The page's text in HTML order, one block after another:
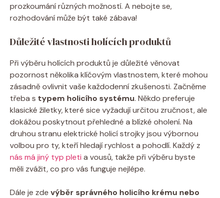
prozkoumání různých možností. A nebojte se,
rozhodování může být také zábava!
Důležité vlastnosti holících produktů
Při výběru holících produktů je důležité věnovat
pozornost několika klíčovým vlastnostem, které mohou
zásadně ovlivnit vaše každodenní zkušenosti. Začněme
třeba s typem holicího systému. Někdo preferuje
klasické žiletky, které sice vyžadují určitou zručnost, ale
dokážou poskytnout přehledné a blízké oholení. Na
druhou stranu elektrické holicí strojky jsou výbornou
volbou pro ty, kteří hledají rychlost a pohodlí. Každý z
nás má jiný typ pleti a vousů, takže při výběru byste
měli zvážit, co pro vás funguje nejlépe.
Dále je zde výběr správného holicího krému nebo